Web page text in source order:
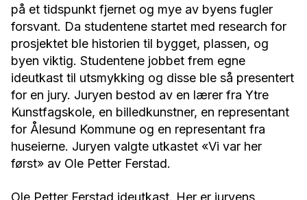
på et tidspunkt fjernet og mye av byens fugler
forsvant. Da studentene startet med research for
prosjektet ble historien til bygget, plassen, og
byen viktig. Studentene jobbet frem egne
ideutkast til utsmykking og disse ble så presentert
for en jury. Juryen bestod av en lærer fra Ytre
Kunstfagskole, en billedkunstner, en representant
for Ålesund Kommune og en representant fra
huseierne. Juryen valgte utkastet «Vi var her
først» av Ole Petter Ferstad.
Ole Petter Ferstad ideutkast. Her er juryens